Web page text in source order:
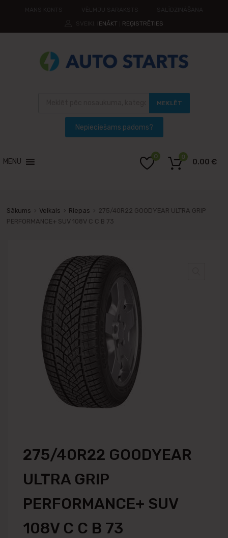
IENĀKT REĢISTRĒTIES
MEKLĒT
MENU
0
0.00 €
0
Sākums Veikals Riepas
275/40R22 GOODYEAR ULTRA GRIP
PERFORMANCE+ SUV 108V C C B 73
275/40R22 GOODYEAR
ULTRA GRIP
PERFORMANCE+ SUV
108V C C B 73